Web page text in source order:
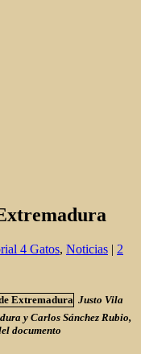
4 Gatos, Noticias | 2
Justo Vila
y Carlos Sánchez Rubio,
documento